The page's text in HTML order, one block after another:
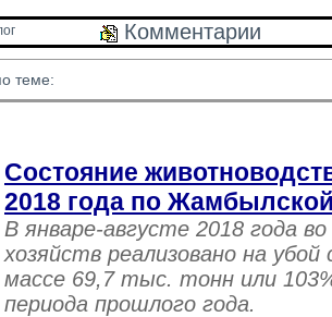
Комментарии
теме:
Состояние
2018 года по
В январе-августе 2018 года
хозяйств реализовано на
массе 69,7 тыс. тонн или
периода прошлого года.